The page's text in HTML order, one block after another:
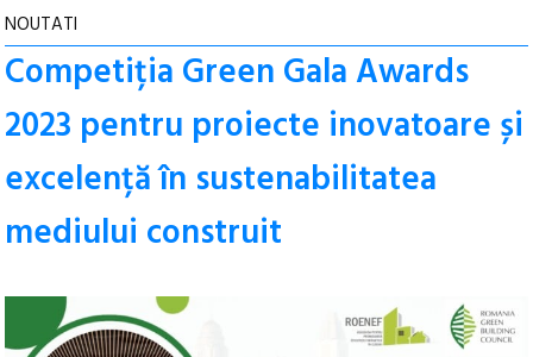
NOUTATI
Competiția Green Gala Awards
2023 pentru proiecte inovatoare și
excelență în sustenabilitatea
mediului construit